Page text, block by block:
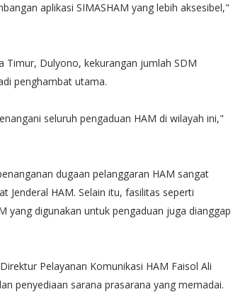
aplikasi SIMASHAM yang lebih aksesibel,"
Timur, Dulyono, kekurangan jumlah SDM
penghambat utama.
seluruh pengaduan HAM di wilayah ini,"
dugaan pelanggaran HAM sangat
Jenderal HAM. Selain itu, fasilitas seperti
yang digunakan untuk pengaduan juga dianggap
Pelayanan Komunikasi HAM Faisol Ali
penyediaan sarana prasarana yang memadai.